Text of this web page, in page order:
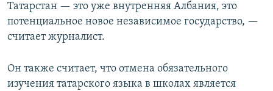
Татарстан — это уже внутренняя Албания, это
потенциальное новое независимое государство, —
считает журналист.
Он также считает, что отмена обязательного
изучения татарского языка в школах является